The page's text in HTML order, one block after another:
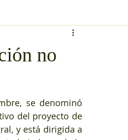
no
del proyecto de
y está dirigida a